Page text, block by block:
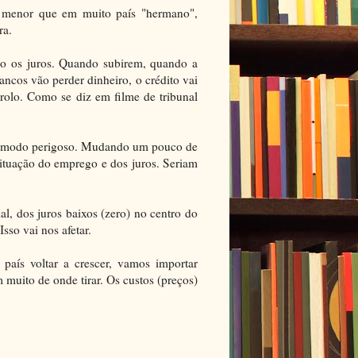
que em muito país "hermano",
os juros. Quando subirem, quando a
vão perder dinheiro, o crédito vai
Como se diz em filme de tribunal
perigoso. Mudando um pouco de
do emprego e dos juros. Seriam
dos juros baixos (zero) no centro do
vai nos afetar.
voltar a crescer, vamos importar
de onde tirar. Os custos (preços)